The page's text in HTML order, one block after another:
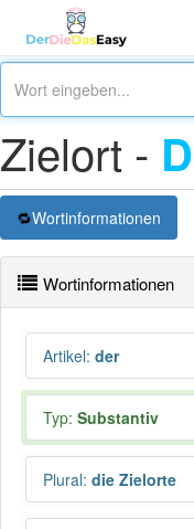
Zielort - D
Wortinformationen
Wortinformationen
Artikel: der
Typ: Substantiv
Plural: die Zielorte